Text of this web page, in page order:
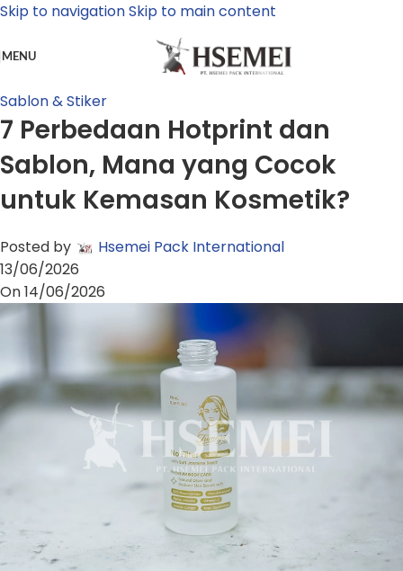
Skip to navigationSkip to main content
MENU
Sablon & Stiker
7 Perbedaan Hotprint dan
Sablon, Mana yang Cocok
untuk Kemasan Kosmetik?
Posted by
Hsemei Pack International
13/06/2026
On 14/06/2026